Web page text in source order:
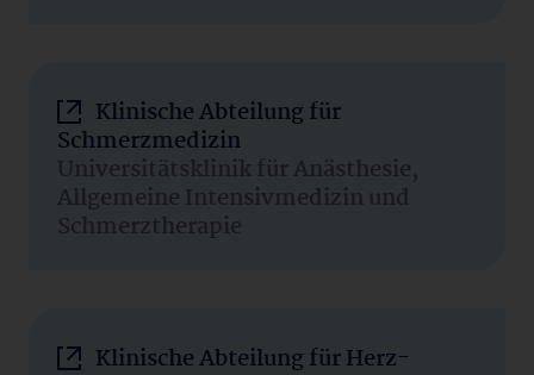
Klinische Abteilung für
Schmerzmedizin
Universitätsklinik für Anästhesie,
Allgemeine Intensivmedizin und
Schmerztherapie
Klinische Abteilung für Herz-